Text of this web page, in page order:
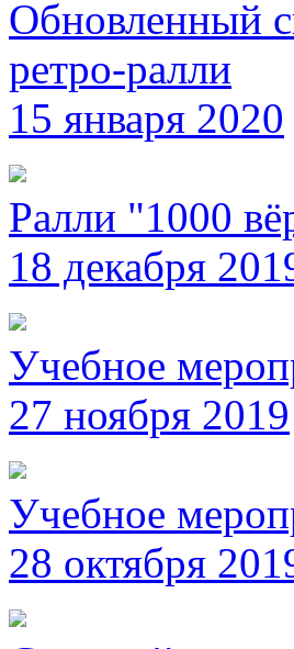
Обновленный
ретро-ралли
15 января 2020
Ралли "1000
18 декабря
Учебное
27 ноября 2019
Учебное
28 октября